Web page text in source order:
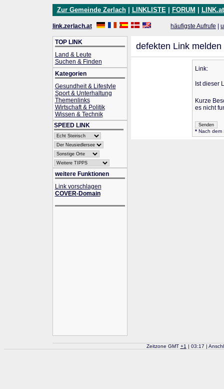
Zur Gemeinde Zerlach LINKLISTE FORUM LINK.at
link.zerlach.at häufigste Aufrufe
TOP LINK
Land & Leute
Suchen & Finden
Kategorien
Gesundheit & Lifestyle
Sport & Unterhaltung
Themenlinks
Wirtschaft & Politik
Wissen & Technik
SPEED LINK
weitere Funktionen
Link vorschlagen
COVER-Domain
defekten Link melden
Link:
Ist dieser
Kurze
es nicht
*Nach dem
Zeitzone GMT +1 | 03:17 |